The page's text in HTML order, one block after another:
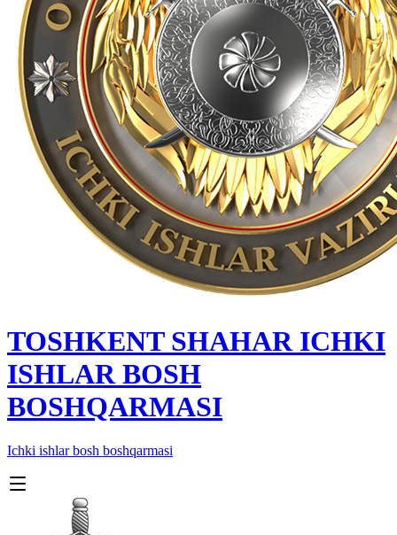
TOSHKENT SHAHAR IСHKI
ISHLAR BOSH
BOSHQARMASI
Ichki ishlar bosh boshqarmasi